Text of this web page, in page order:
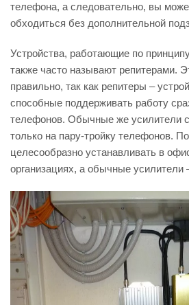
телефона, а следовательно, вы
обходиться без дополнительной
Устройства, работающие по
также часто называют репитерами.
правильно, так как репитеры –
способные поддерживать работу
телефонов. Обычные же усилители
только на пару-тройку телефонов.
целесообразно устанавливать в
организациях, а обычные усилители